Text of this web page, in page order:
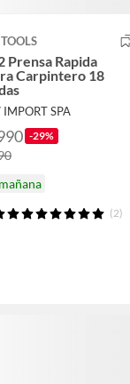
Prensa Rapida
Carpintero 18
IMPORT SPA
-29%
(2)